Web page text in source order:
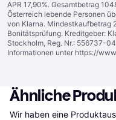
APR 17,90%. Gesamtbetrag
Österreich lebende Personen
von Klarna. Mindestkaufbetrag
Bonitätsprüfung. Kreditgeber:
Stockholm, Reg. Nr.: 556737-
Informationen unter https://
Ähnliche
Wir haben eine